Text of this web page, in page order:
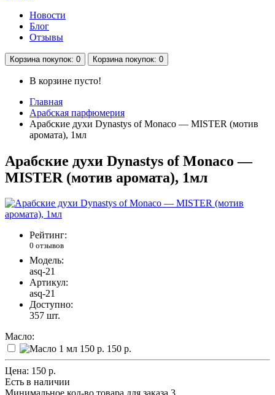
Новости
Блог
Отзывы
Корзина покупок: 0 Корзина покупок: 0
В корзине пусто!
Главная
Арабская парфюмерия
Арабские духи Dynastys of Monaco — MISTER (мотив
аромата), 1мл
Арабские духи Dynastys of Monaco —
MISTER (мотив аромата), 1мл
Рейтинг:
0 отзывов
Модель:
asq-21
Артикул:
asq-21
Доступно:
357 шт.
Масло:
150 р.
Цена: 150 р.
Есть в наличии
Минимальное кол-во товара для заказа 3